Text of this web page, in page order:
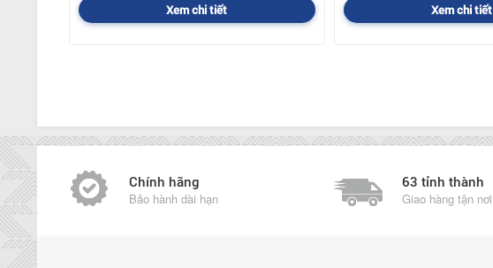
Xem chi tiết Xem chi tiết
Chính hãng
Bảo hành dài hạn
63 tỉnh thành
Giao hàng tận nơi